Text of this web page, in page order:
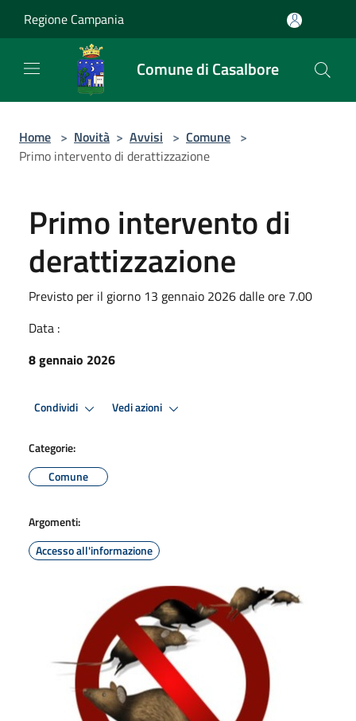
Regione Campania
Comune di Casalbore
Home > Novità > Avvisi > Comune >
Primo intervento di derattizzazione
Primo intervento di
derattizzazione
Previsto per il giorno 13 gennaio 2026 dalle ore 7.00
Data :
8 gennaio 2026
Condividi Vedi azioni
Categorie:
Comune
Argomenti:
Accesso all'informazione